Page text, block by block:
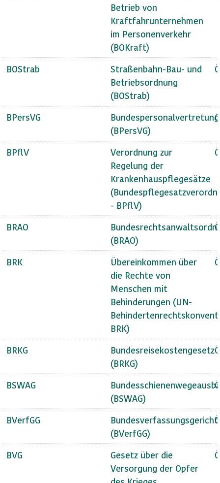
Betrieb von
Kraftfahrunternehmen
im Personenverkehr
(BOKraft)
BOStrab
Straßenbahn-Bau- und
Betriebsordnung
(BOStrab)
BPersVG
(BPersVG)
BPflV
Verordnung zur
Regelung der
Krankenhauspflegesätze
- BPflV)
BRAO
(BRAO)
BRK
Übereinkommen über
die Rechte von
Menschen mit
Behinderungen (UN-
BRK)
BRKG
Bundesreisekostengesetz
(BRKG)
BSWAG
(BSWAG)
BVerfGG
(BVerfGG)
BVG
Gesetz über die
Versorgung der Opfer